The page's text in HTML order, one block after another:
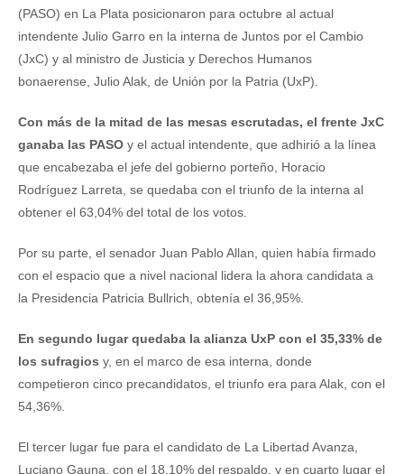
(PASO) en La Plata posicionaron para octubre al actual
intendente Julio Garro en la interna de Juntos por el Cambio
(JxC) y al ministro de Justicia y Derechos Humanos
bonaerense, Julio Alak, de Unión por la Patria (UxP).
Con más de la mitad de las mesas escrutadas, el frente JxC
ganaba las PASO y el actual intendente, que adhirió a la línea
que encabezaba el jefe del gobierno porteño, Horacio
Rodríguez Larreta, se quedaba con el triunfo de la interna al
obtener el 63,04% del total de los votos.
Por su parte, el senador Juan Pablo Allan, quien había firmado
con el espacio que a nivel nacional lidera la ahora candidata a
la Presidencia Patricia Bullrich, obtenía el 36,95%.
En segundo lugar quedaba la alianza UxP con el 35,33% de
los sufragios y, en el marco de esa interna, donde
competieron cinco precandidatos, el triunfo era para Alak, con el
54,36%.
El tercer lugar fue para el candidato de La Libertad Avanza,
Luciano Gauna, con el 18,10% del respaldo, y en cuarto lugar el